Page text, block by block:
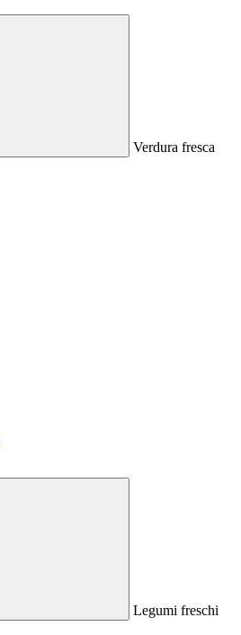
Verdura fresca
Legumi freschi